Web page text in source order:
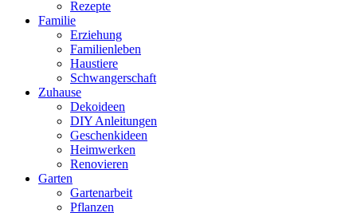
Rezepte
Familie
Erziehung
Familienleben
Haustiere
Schwangerschaft
Zuhause
Dekoideen
DIY Anleitungen
Geschenkideen
Heimwerken
Renovieren
Garten
Gartenarbeit
Pflanzen